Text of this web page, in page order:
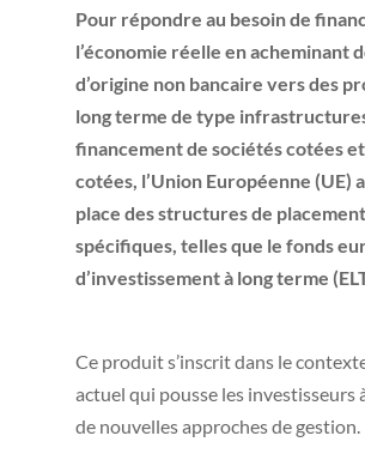
Pour répondre au besoin de
l’économie réelle en acheminant
d’origine non bancaire vers des
long terme de type
financement de sociétés cotées
cotées, l’Union Européenne (UE)
place des structures de placement
spécifiques, telles que le fonds
d’investissement à long terme
Ce produit s’inscrit dans le
actuel qui pousse les investisseurs
de nouvelles approches de gestion.